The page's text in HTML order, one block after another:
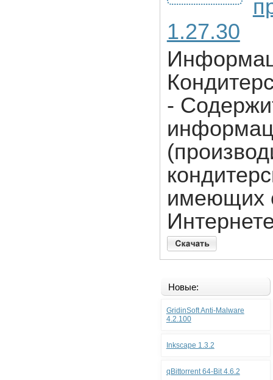
1.27.30
-
имеющих
Новые:
GridinSoft Anti-Malware
4.2.100
Inkscape 1.3.2
qBittorrent 64-Bit 4.6.2